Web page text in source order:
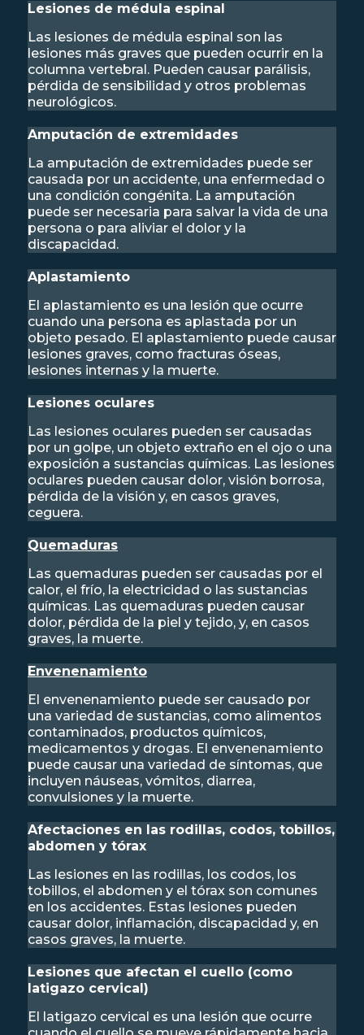
Lesiones de médula espinal
Las lesiones de médula espinal son las
lesiones más graves que pueden ocurrir en la
columna vertebral. Pueden causar parálisis,
pérdida de sensibilidad y otros problemas
neurológicos.
Amputación de extremidades
La amputación de extremidades puede ser
causada por un accidente, una enfermedad o
una condición congénita. La amputación
puede ser necesaria para salvar la vida de una
persona o para aliviar el dolor y la
discapacidad.
Aplastamiento
El aplastamiento es una lesión que ocurre
cuando una persona es aplastada por un
objeto pesado. El aplastamiento puede causar
lesiones graves, como fracturas óseas,
lesiones internas y la muerte.
Lesiones oculares
Las lesiones oculares pueden ser causadas
por un golpe, un objeto extraño en el ojo o una
exposición a sustancias químicas. Las lesiones
oculares pueden causar dolor, visión borrosa,
pérdida de la visión y, en casos graves,
ceguera.
Quemaduras
Las quemaduras pueden ser causadas por el
calor, el frío, la electricidad o las sustancias
químicas. Las quemaduras pueden causar
dolor, pérdida de la piel y tejido, y, en casos
graves, la muerte.
Envenenamiento
El envenenamiento puede ser causado por
una variedad de sustancias, como alimentos
contaminados, productos químicos,
medicamentos y drogas. El envenenamiento
puede causar una variedad de síntomas, que
incluyen náuseas, vómitos, diarrea,
convulsiones y la muerte.
Afectaciones en las rodillas, codos, tobillos,
abdomen y tórax
Las lesiones en las rodillas, los codos, los
tobillos, el abdomen y el tórax son comunes
en los accidentes. Estas lesiones pueden
causar dolor, inflamación, discapacidad y, en
casos graves, la muerte.
Lesiones que afectan el cuello (como
latigazo cervical)
El latigazo cervical es una lesión que ocurre